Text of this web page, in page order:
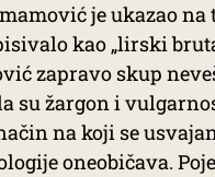
je ukazao na
kao „lirski
zapravo skup
su žargon i
na koji se
oneobičava.